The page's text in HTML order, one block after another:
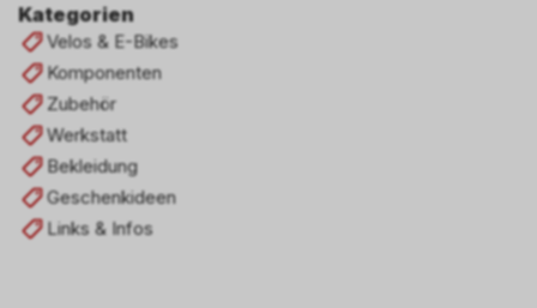
Kategorien
Velos & E-Bikes
Komponenten
Zubehör
Werkstatt
Bekleidung
Geschenkideen
Links & Infos